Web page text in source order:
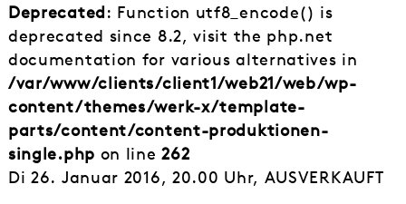
Deprecated: Function utf8_encode() is
deprecated since 8.2, visit the php.net
documentation for various alternatives in
/var/www/clients/client1/web21/web/wp-
content/themes/werk-x/template-
parts/content/content-produktionen-
single.php on line262
Di 26. Januar 2016, 20.00 Uhr, AUSVERKAUFT